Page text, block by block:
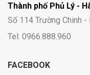
Thành phố Phủ Lý -
Số 114 Trường Chinh -
Tel: 0966.888.960
FACEBOOK